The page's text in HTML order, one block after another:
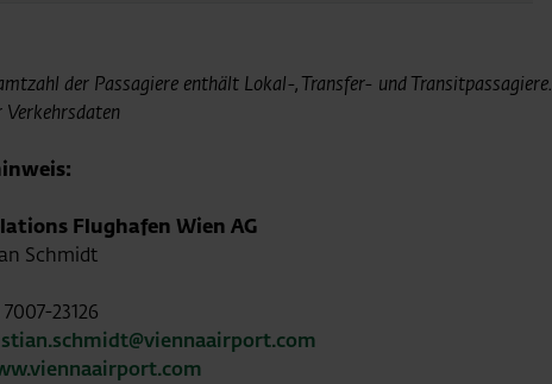
der Passagiere enthält Lokal-, Transfer- und Transitpassagiere.
Flughafen Wien AG
Schmidt
23126